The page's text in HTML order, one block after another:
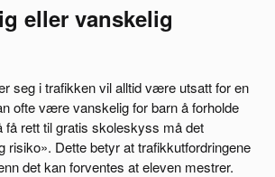
eller vanskelig
seg i trafikken vil alltid være utsatt for en
ofte være vanskelig for barn å forholde
få rett til gratis skoleskyss må det
risiko». Dette betyr at trafikkutfordringene
det kan forventes at eleven mestrer.